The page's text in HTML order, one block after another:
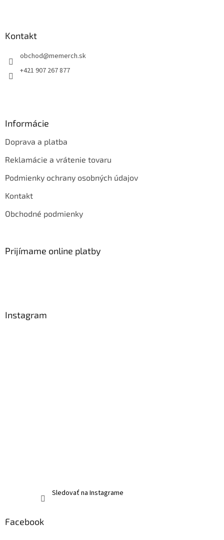
Kontakt
obchod@memerch.sk
+421 907 267 877
Informácie
Doprava a platba
Reklamácie a vrátenie tovaru
Podmienky ochrany osobných údajov
Kontakt
Obchodné podmienky
Prijímame online platby
Instagram
Sledovať na Instagrame
Facebook